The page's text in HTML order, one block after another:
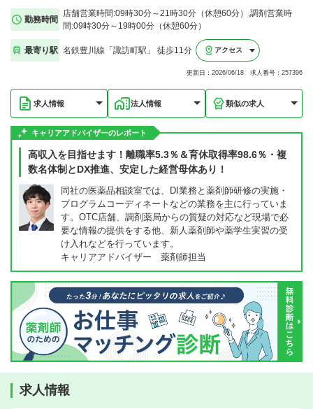
勤務時間
店舗営業時間:09時30分～21時30分（休憩60分）,調剤営業時
間:09時30分～19時00分（休憩60分）
最寄り駅 名鉄豊川線「諏訪町駅」 徒歩11分 アクセス
更新日：2026/06/18 求人番号：257396
求人情報 法人情報 類似の求人
キャリアアドバイザーのレポート
高収入を目指せます！離職率5.3％＆育休取得率98.6％・複
数名体制とDX推進、安定した経営母体あり！
同社の医薬品相談室では、DI業務と薬剤師研修の実施・
プログラムコーディネートなどの業務を主に行っていま
す。OTC店舗、調剤薬局からの質疑の対応など現場で必
要な情報の提供をする他、新人薬剤師や薬学生実習の受
け入れなどを行っています。
キャリアアドバイザー 薬剤師担当
求人情報